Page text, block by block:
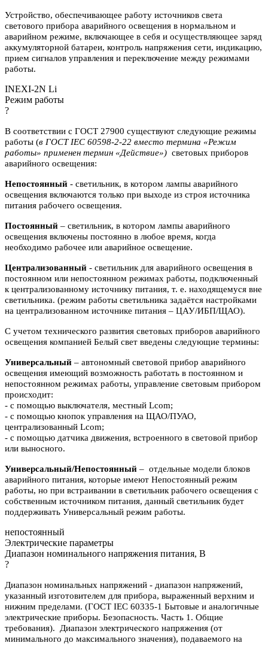
Устройство, обеспечивающее работу источников света
светового прибора аварийного освещения в нормальном и
аварийном режиме, включающее в себя и осуществляющее заряд
аккумуляторной батареи, контроль напряжения сети, индикацию,
прием сигналов управления и переключение между режимами
работы.
INEXI-2N Li
Режим работы
?
В соответствии с ГОСТ 27900 существуют следующие режимы
работы (в ГОСТ IEC 60598-2-22 вместо термина «Режим
работы» применен термин «Действие») световых приборов
аварийного освещения:
Непостоянный - светильник, в котором лампы аварийного
освещения включаются только при выходе из строя источника
питания рабочего освещения.
Постоянный – светильник, в котором лампы аварийного
освещения включены постоянно в любое время, когда
необходимо рабочее или аварийное освещение.
Централизованный - светильник для аварийного освещения в
постоянном или непостоянном режимах работы, подключенный
к централизованному источнику питания, т. е. находящемуся вне
светильника. (режим работы светильника задаётся настройками
на централизованном источнике питания – ЦАУ/ИБП/ЩАО).
С учетом технического развития световых приборов аварийного
освещения компанией Белый свет введены следующие термины:
Универсальный – автономный световой прибор аварийного
освещения имеющий возможность работать в постоянном и
непостоянном режимах работы, управление световым прибором
происходит:
- с помощью выключателя, местный Lcom;
- с помощью кнопок управления на ЩАО/ПУАО,
централизованный Lcom;
- с помощью датчика движения, встроенного в световой прибор
или выносного.
Универсальный/Непостоянный – отдельные модели блоков
аварийного питания, которые имеют Непостоянный режим
работы, но при встраивании в светильник рабочего освещения с
собственным источником питания, данный светильник будет
поддерживать Универсальный режим работы.
непостоянный
Электрические параметры
Диапазон номинального напряжения питания, В
?
Диапазон номинальных напряжений - диапазон напряжений,
указанный изготовителем для прибора, выраженный верхним и
нижним пределами. (ГОСТ IEC 60335-1 Бытовые и аналогичные
электрические приборы. Безопасность. Часть 1. Общие
требования). Диапазон электрического напряжения (от
минимального до максимального значения), подаваемого на